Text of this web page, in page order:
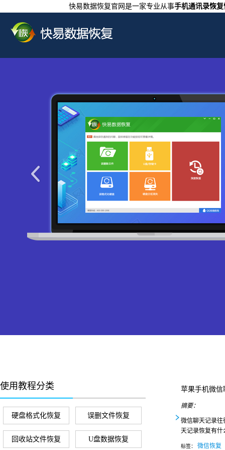
快易数据恢复官网是一家专业从事手机通讯录恢
使用教程分类
硬盘格式化恢复 误删文件恢复
回收站文件恢复 U盘数据恢复
苹果手机微
摘要：
微信聊天记录往
天记录恢复有什
标签： 微信恢复